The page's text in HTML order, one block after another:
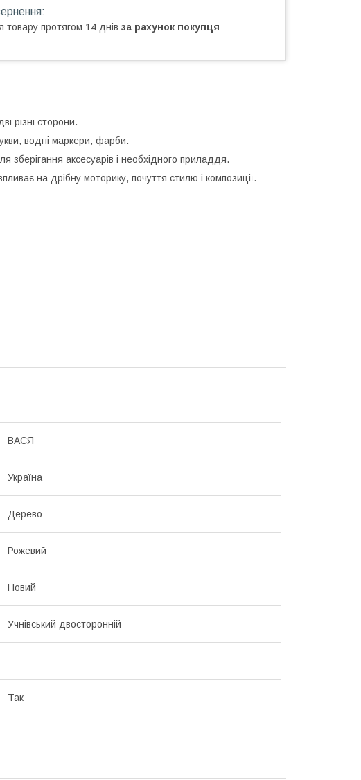
товару протягом 14 днів за рахунок покупця
різні сторони.
водні маркери, фарби.
аксесуарів і необхідного приладдя.
на дрібну моторику, почуття стилю і композиції.
ВАСЯ
Україна
Дерево
Рожевий
Новий
Учнівський двосторонній
Так